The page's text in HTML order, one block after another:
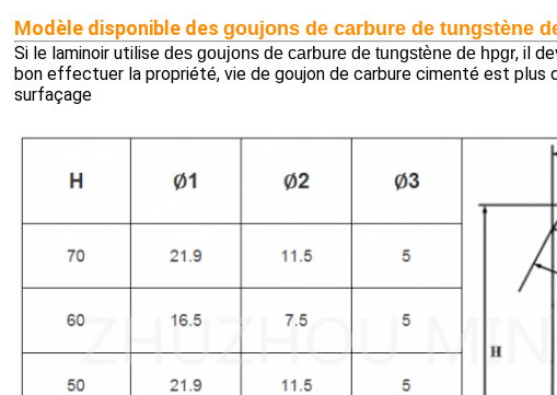
Modèle disponible des goujons de carbure de tungstène
Si le laminoir utilise des goujons de carbure de tungstène de hpgr, il
bon effectuer la propriété, vie de goujon de carbure cimenté est plus
surfaçage